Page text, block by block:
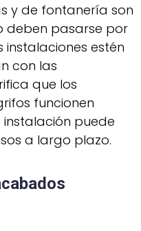
y de fontanería son
deben pasarse por
estén
con las
que los
funcionen
puede
a largo plazo.